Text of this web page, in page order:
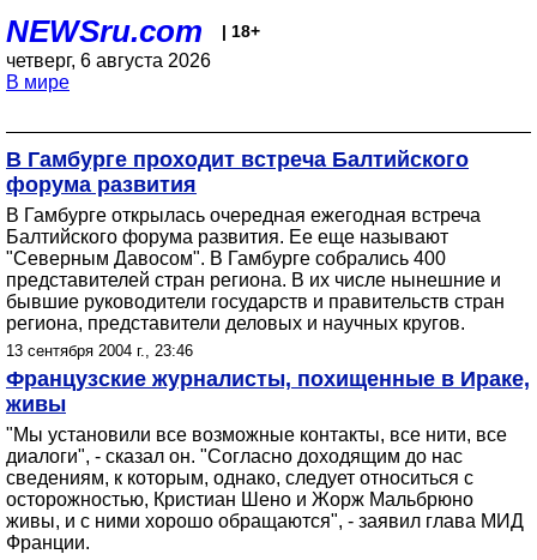
NEWSru.com | 18+
четверг, 6 августа 2026
В мире
В Гамбурге проходит встреча Балтийского
форума развития
В Гамбурге открылась очередная ежегодная встреча
Балтийского форума развития. Ее еще называют
"Северным Давосом". В Гамбурге собрались 400
представителей стран региона. В их числе нынешние и
бывшие руководители государств и правительств стран
региона, представители деловых и научных кругов.
13 сентября 2004 г., 23:46
Французские журналисты, похищенные в Ираке,
живы
"Мы установили все возможные контакты, все нити, все
диалоги", - сказал он. "Согласно доходящим до нас
сведениям, к которым, однако, следует относиться с
осторожностью, Кристиан Шено и Жорж Мальбрюно
живы, и с ними хорошо обращаются", - заявил глава МИД
Франции.